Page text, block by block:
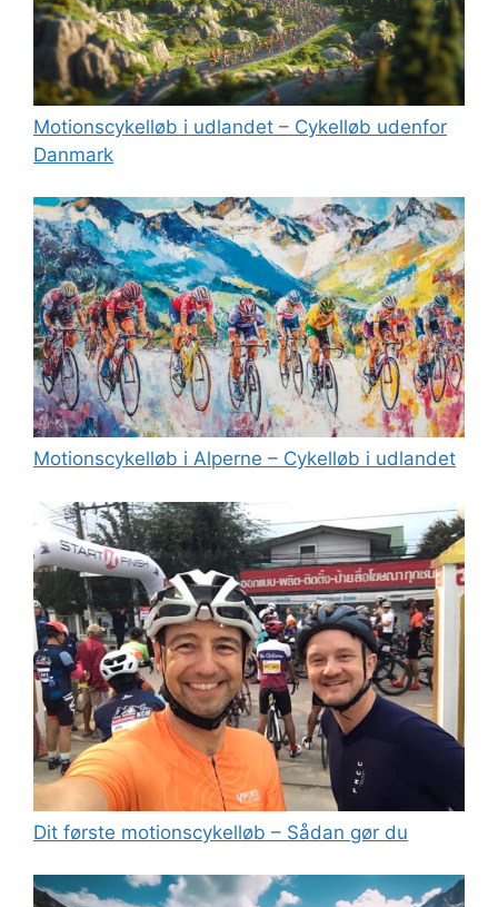
Motionscykelløb i udlandet – Cykelløb udenfor
Danmark
Motionscykelløb i Alperne – Cykelløb i udlandet
Dit første motionscykelløb – Sådan gør du